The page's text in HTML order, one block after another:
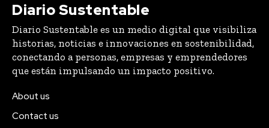
Diario Sustentable
Diario Sustentable es un medio digital que visibiliza
historias, noticias e innovaciones en sostenibilidad,
conectando a personas, empresas y emprendedores
que están impulsando un impacto positivo.
About us
Contact us